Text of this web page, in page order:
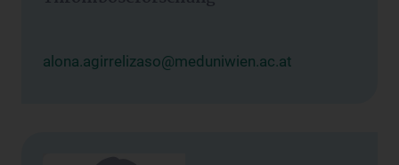
alona.agirrelizaso@meduniwien.ac.at